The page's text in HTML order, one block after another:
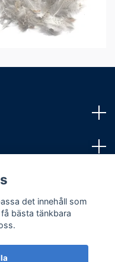
det innehåll som
bästa tänkbara